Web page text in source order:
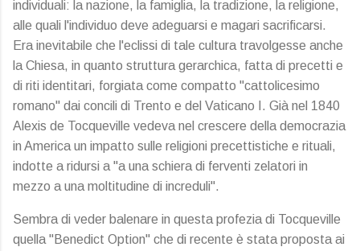
individuali: la nazione, la famiglia, la tradizione, la religione,
alle quali l'individuo deve adeguarsi e magari sacrificarsi.
Era inevitabile che l'eclissi di tale cultura travolgesse anche
la Chiesa, in quanto struttura gerarchica, fatta di precetti e
di riti identitari, forgiata come compatto "cattolicesimo
romano" dai concili di Trento e del Vaticano I. Già nel 1840
Alexis de Tocqueville vedeva nel crescere della democrazia
in America un impatto sulle religioni precettistiche e rituali,
indotte a ridursi a "a una schiera di ferventi zelatori in
mezzo a una moltitudine di increduli".
Sembra di veder balenare in questa profezia di Tocqueville
quella "Benedict Option" che di recente è stata proposta ai